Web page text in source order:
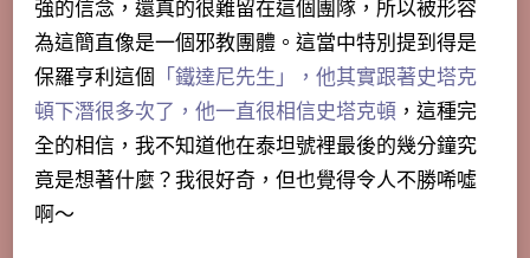
強的信念，還真的很難留在這個團隊， 所以被形容
為這簡直像是一個邪教團體 。這當中特別提到得是
保羅亨利這個 「鐵達尼先生」，他其實跟著史塔克
頓下潛很多次了，他一直很相信史塔克頓 ，這種完
全的相信，我不知道他在泰坦號裡最後的幾分鐘究
竟是想著什麼？我很好奇，但也覺得令人不勝唏噓
啊～